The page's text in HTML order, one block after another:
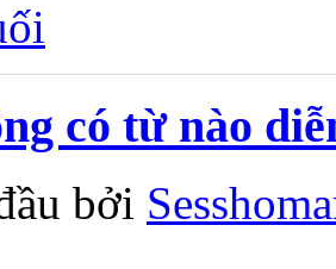
có từ nào
bởi